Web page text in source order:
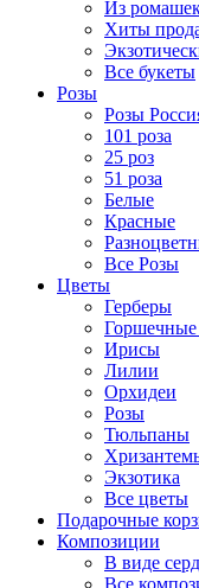
Из
Хиты
Все букеты
Розы
Розы
101 роза
25 роз
51 роза
Белые
Красные
Все Розы
Цветы
Герберы
Горшечные
Ирисы
Лилии
Орхидеи
Розы
Тюльпаны
Экзотика
Все цветы
Подарочные
Композиции
В виде
Все